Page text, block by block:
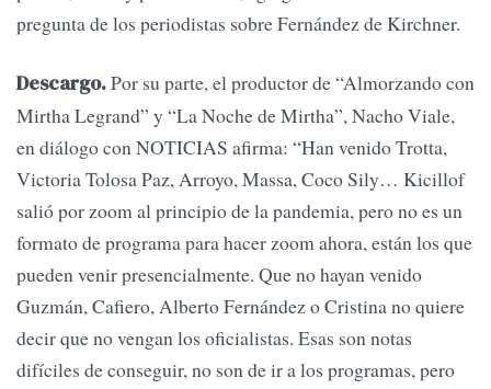
pregunta de los periodistas sobre Fernández de Kirchner.
Descargo.Por su parte, el productor de “Almorzando con
Mirtha Legrand” y “La Noche de Mirtha”, Nacho Viale,
en diálogo con NOTICIAS afirma: “Han venido Trotta,
Victoria Tolosa Paz, Arroyo, Massa, Coco Sily… Kicillof
salió por zoom al principio de la pandemia, pero no es un
formato de programa para hacer zoom ahora, están los que
pueden venir presencialmente. Que no hayan venido
Guzmán, Cafiero, Alberto Fernández o Cristina no quiere
decir que no vengan los oficialistas. Esas son notas
difíciles de conseguir, no son de ir a los programas, pero